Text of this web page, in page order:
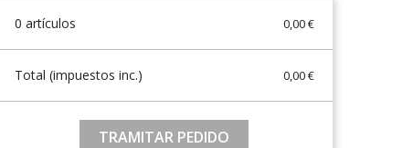
0 artículos 0,00 €
Total (impuestos inc.) 0,00 €
TRAMITAR PEDIDO